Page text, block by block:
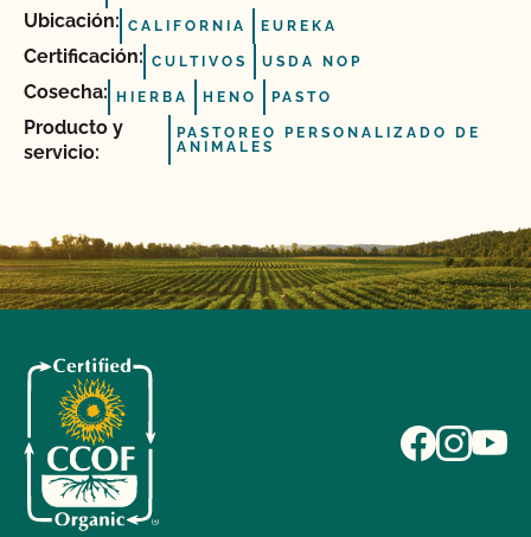
Ubicación: CALIFORNIA EUREKA
Certificación: CULTIVOS USDA NOP
Cosecha: HIERBA HENO PASTO
Producto y
servicio:
PASTOREO PERSONALIZADO DE
ANIMALES